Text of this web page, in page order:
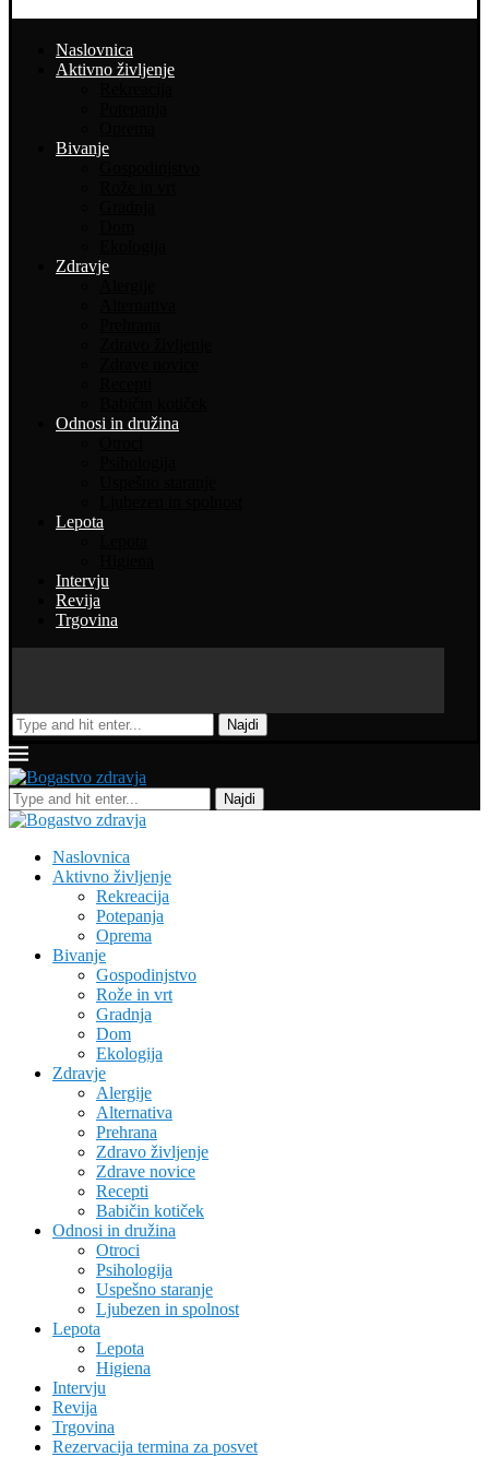
Naslovnica
Aktivno življenje
Bivanje
Zdravje
Odnosi in družina
Lepota
Intervju
Revija
Trgovina
Najdi
Najdi
Naslovnica
Aktivno življenje
Rekreacija
Potepanja
Oprema
Bivanje
Gospodinjstvo
Rože in vrt
Gradnja
Dom
Ekologija
Zdravje
Alergije
Alternativa
Prehrana
Zdravo življenje
Zdrave novice
Recepti
Babičin kotiček
Odnosi in družina
Otroci
Psihologija
Uspešno staranje
Ljubezen in spolnost
Lepota
Lepota
Higiena
Intervju
Revija
Trgovina
Rezervacija termina za posvet